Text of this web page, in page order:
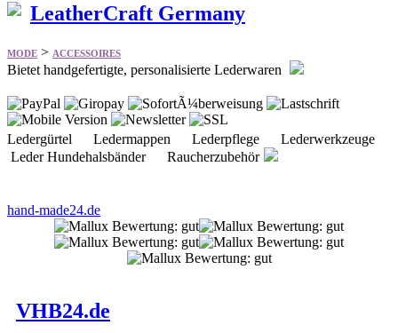
LeatherCraft Germany
MODE > ACCESSOIRES
Bietet handgefertigte, personalisierte Lederwaren
Ledergürtel Ledermappen Lederpflege Lederwerkzeuge
Leder Hundehalsbänder Raucherzubehör
hand-made24.de
VHB24.de